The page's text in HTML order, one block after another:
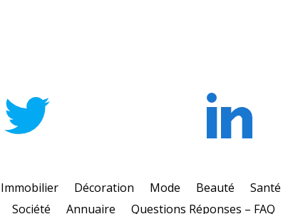
Immobilier Décoration Mode Beauté
Santé
Société Annuaire Questions Réponses – FAQ